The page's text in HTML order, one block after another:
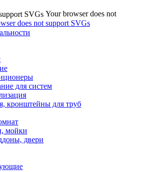
SVGs Your browser does not
does not support SVGs
для систем
кронштейны для труб
мойки
двери